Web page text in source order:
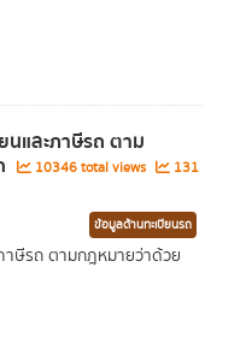
นและภาษีรถ ตาม
10346 total views
131
ข้อมูลด้านทะเบียนรถ
าษีรถ ตามกฎหมายว่าด้วย